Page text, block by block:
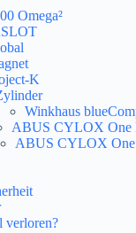
Omega²
K
Winkhaus
ABUS CYLOX One
ABUS CYLOX
verloren?